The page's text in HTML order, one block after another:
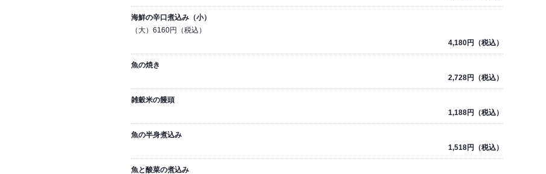
海鮮の辛口煮込み（小）
（大）6160円（税込）
4,180円（税込）
魚の焼き
2,728円（税込）
雑穀米の饅頭
1,188円（税込）
魚の半身煮込み
1,518円（税込）
魚と酸菜の煮込み